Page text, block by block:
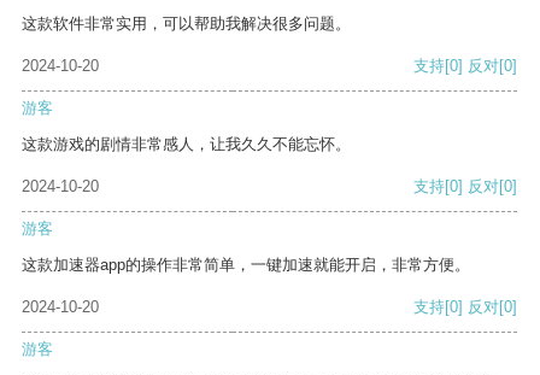
这款软件非常实用，可以帮助我解决很多问题。
2024-10-20 支持[0] 反对[0]
游客
这款游戏的剧情非常感人，让我久久不能忘怀。
2024-10-20 支持[0] 反对[0]
游客
这款加速器app的操作非常简单，一键加速就能开启，非常方便。
2024-10-20 支持[0] 反对[0]
游客